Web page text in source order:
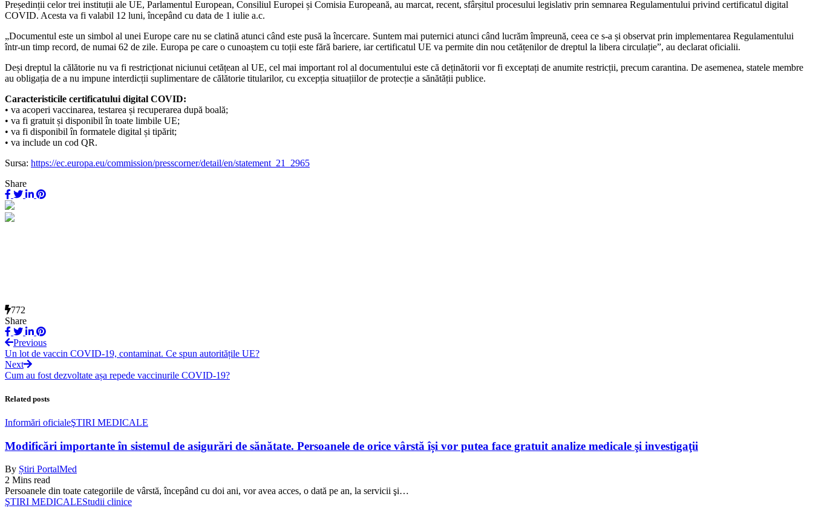
Președinții celor trei instituții ale UE, Parlamentul European, Consiliul Europei și Comisia Europeană, au marcat, recent, sfârșitul procesului legislativ prin semnarea Regulamentului privind certificatul digital
COVID. Acesta va fi valabil 12 luni, începând cu data de 1 iulie a.c.
„Documentul este un simbol al unei Europe care nu se clatină atunci când este pusă la încercare. Suntem mai puternici atunci când lucrăm împreună, ceea ce s-a și observat prin implementarea Regulamentului
într-un timp record, de numai 62 de zile. Europa pe care o cunoaștem cu toții este fără bariere, iar certificatul UE va permite din nou cetățenilor de dreptul la libera circulație”, au declarat oficialii.
Deși dreptul la călătorie nu va fi restricționat niciunui cetățean al UE, cel mai important rol al documentului este că deținătorii vor fi exceptați de anumite restricții, precum carantina. De asemenea, statele membre
au obligația de a nu impune interdicții suplimentare de călătorie titularilor, cu excepția situațiilor de protecție a sănătății publice.
Caracteristicile certificatului digital COVID:
• va acoperi vaccinarea, testarea și recuperarea după boală;
• va fi gratuit și disponibil în toate limbile UE;
• va fi disponibil în formatele digital și tipărit;
• va include un cod QR.
Sursa: https://ec.europa.eu/commission/presscorner/detail/en/statement_21_2965
Share
772
Share
Previous
Un lot de vaccin COVID-19, contaminat. Ce spun autoritățile UE?
Next
Cum au fost dezvoltate așa repede vaccinurile COVID-19?
Related posts
Informări oficialeŞTIRI MEDICALE
Modificări importante în sistemul de asigurări de sănătate. Persoanele de orice vârstă își vor putea face gratuit analize medicale şi investigaţii
By Știri PortalMed
2 Mins read
Persoanele din toate categoriile de vârstă, începând cu doi ani, vor avea acces, o dată pe an, la servicii şi…
ŞTIRI MEDICALEStudii clinice